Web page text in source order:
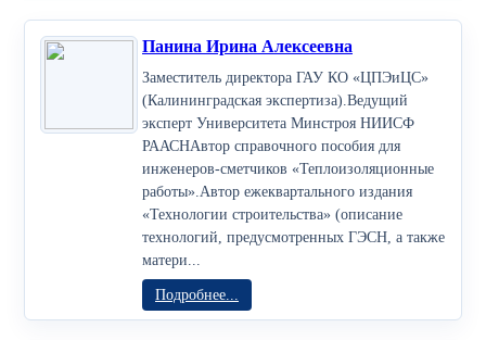
Панина Ирина Алексеевна
Заместитель директора ГАУ КО «ЦПЭиЦС»
(Калининградская экспертиза).Ведущий
эксперт Университета Минстроя НИИСФ
РААСНАвтор справочного пособия для
инженеров-сметчиков «Теплоизоляционные
работы».Автор ежеквартального издания
«Технологии строительства» (описание
технологий, предусмотренных ГЭСН, а также
матери...
Подробнее...